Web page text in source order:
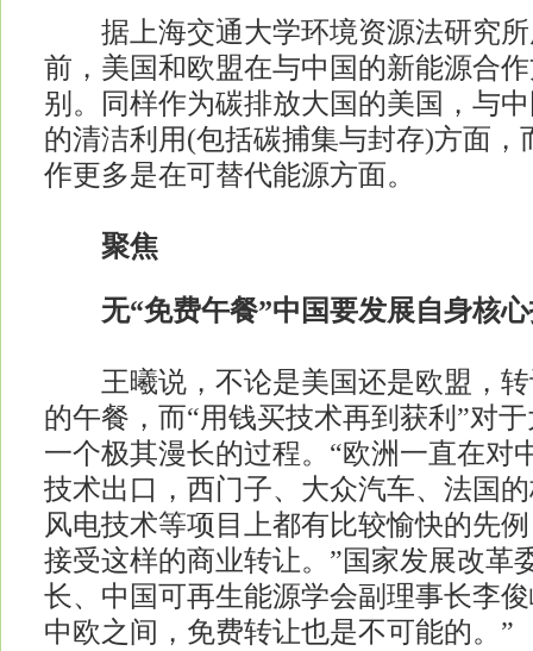
据上海交通大学环境资源法研究所
前，美国和欧盟在与中国的新能源合
别。同样作为碳排放大国的美国，与
的清洁利用(包括碳捕集与封存)方面，
作更多是在可替代能源方面。
聚焦
无“免费午餐”中国要发展自身核心
王曦说，不论是美国还是欧盟，转
的午餐，而“用钱买技术再到获利”对
一个极其漫长的过程。“欧洲一直在对
技术出口，西门子、大众汽车、法国
风电技术等项目上都有比较愉快的先
接受这样的商业转让。”国家发展改革
长、中国可再生能源学会副理事长李
中欧之间，免费转让也是不可能的。”